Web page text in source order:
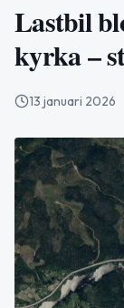
Lastbil
kyrka –
13 januari 2026